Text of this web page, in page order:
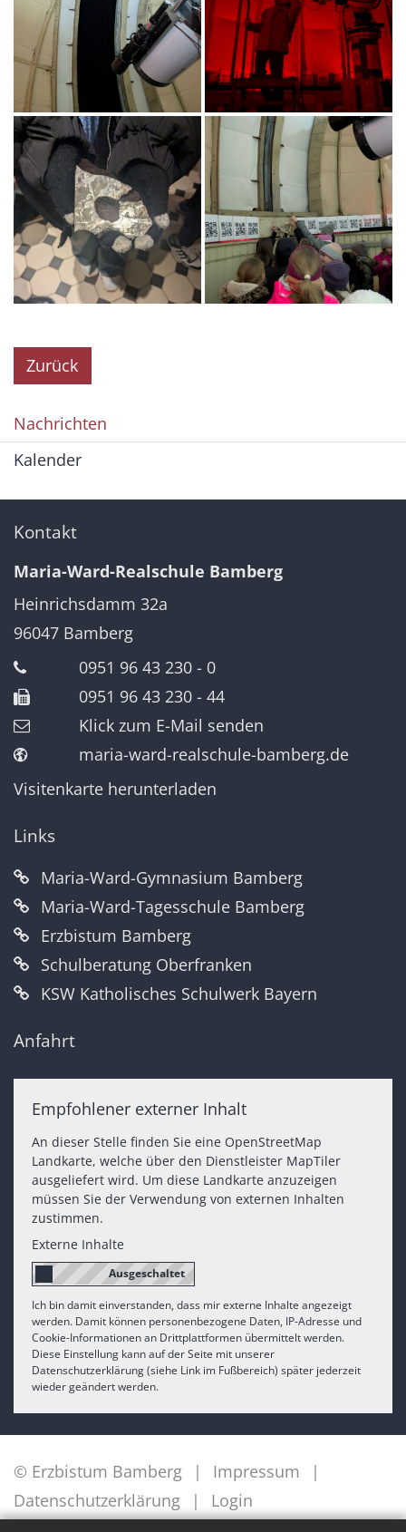
Zurück
Nachrichten
Kalender
Kontakt
Maria-Ward-Realschule Bamberg
Heinrichsdamm 32a
96047 Bamberg
0951 96 43 230 - 0
0951 96 43 230 - 44
Klick zum E-Mail senden
maria-ward-realschule-bamberg.de
Visitenkarte herunterladen
Links
Maria-Ward-Gymnasium Bamberg
Maria-Ward-Tagesschule Bamberg
Erzbistum Bamberg
Schulberatung Oberfranken
KSW Katholisches Schulwerk Bayern
Anfahrt
Empfohlener externer Inhalt
An dieser Stelle finden Sie eine OpenStreetMap
Landkarte, welche über den Dienstleister MapTiler
ausgeliefert wird. Um diese Landkarte anzuzeigen
müssen Sie der Verwendung von externen Inhalten
zustimmen.
Externe Inhalte
Ich bin damit einverstanden, dass mir externe Inhalte angezeigt
werden. Damit können personenbezogene Daten, IP-Adresse und
Cookie-Informationen an Drittplattformen übermittelt werden.
Diese Einstellung kann auf der Seite mit unserer
Datenschutzerklärung (siehe Link im Fußbereich) später jederzeit
wieder geändert werden.
© Erzbistum Bamberg
Impressum
Datenschutzerklärung
Login